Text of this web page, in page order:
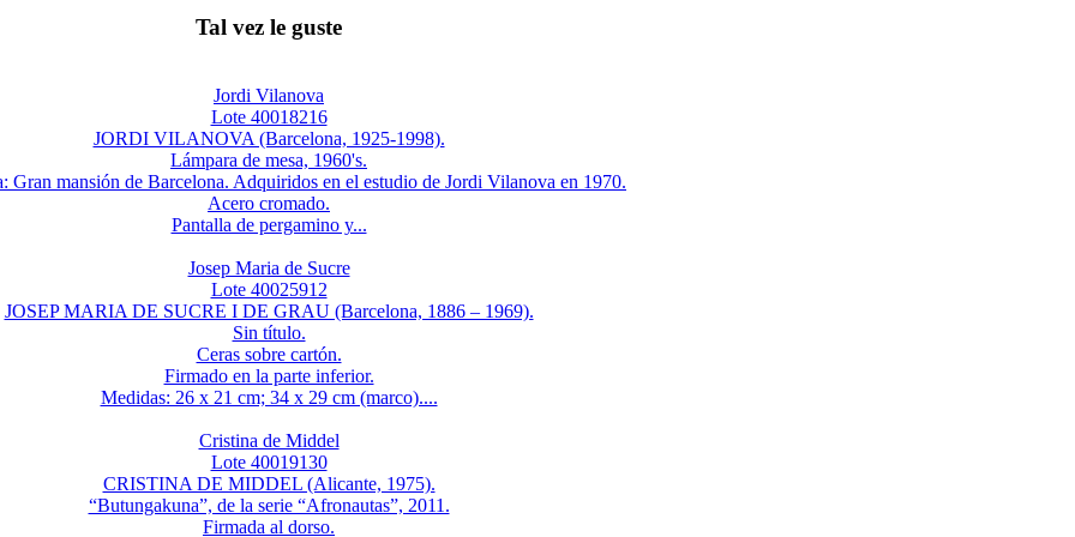
Tal vez le guste
Jordi Vilanova
Lote 40018216
JORDI VILANOVA (Barcelona, 1925-1998).
Lámpara de mesa, 1960's.
Gran mansión de Barcelona. Adquiridos en el estudio de Jordi Vilanova en 1970.
Acero cromado.
Pantalla de pergamino y...
Josep Maria de Sucre
Lote 40025912
JOSEP MARIA DE SUCRE I DE GRAU (Barcelona, 1886 – 1969).
Sin título.
Ceras sobre cartón.
Firmado en la parte inferior.
Medidas: 26 x 21 cm; 34 x 29 cm (marco)....
Cristina de Middel
Lote 40019130
CRISTINA DE MIDDEL (Alicante, 1975).
“Butungakuna”, de la serie “Afronautas”, 2011.
Firmada al dorso.